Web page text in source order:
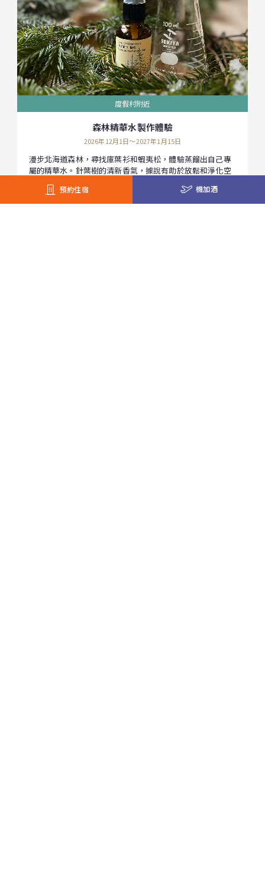
度假村附近
森林精華水製作體驗
2026年12月1日～2027年1月15日
漫步北海道森林，尋找庫葉衫和蝦夷松，體驗蒸餾出自己專
屬的精華水。針葉樹的清新香氣，據說有助於放鬆和淨化空
氣。可以將蒸餾出的精華水裝入噴霧瓶中帶回家。
預約住宿 機加酒